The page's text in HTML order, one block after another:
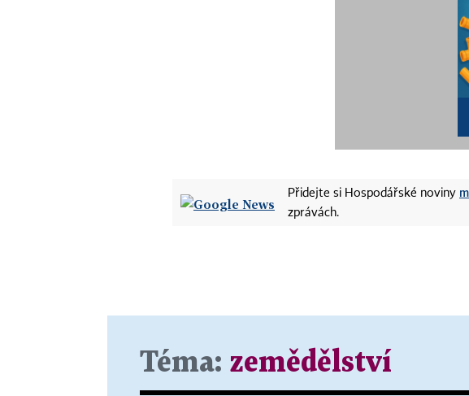
Přidejte si Hospodářské noviny
zprávách.
Téma: zemědělství